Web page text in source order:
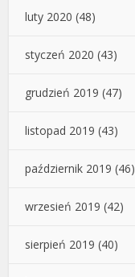
luty 2020 (48)
styczeń 2020 (43)
grudzień 2019 (47)
listopad 2019 (43)
październik 2019 (46)
wrzesień 2019 (42)
sierpień 2019 (40)